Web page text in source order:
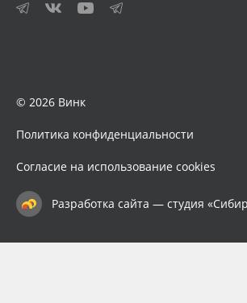
© 2026 Винк
Политика конфиденциальности
Согласие на использование cookies
Разработка сайта — студия